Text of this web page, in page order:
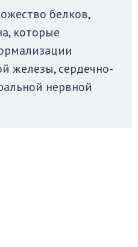
белков,
которые
железы, сердечно-
нервной